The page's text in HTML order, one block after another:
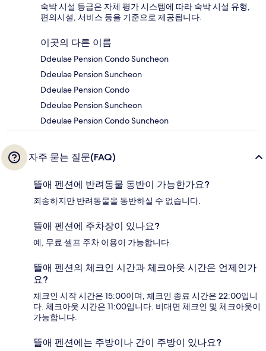
숙박 시설 등급은 자체 평가 시스템에 따라 숙박 시설 유형,
편의시설, 서비스 등을 기준으로 제공됩니다.
이곳의 다른 이름
Ddeulae Pension Condo Suncheon
Ddeulae Pension Suncheon
Ddeulae Pension Condo
Ddeulae Pension Suncheon
Ddeulae Pension Condo Suncheon
자주 묻는 질문(FAQ)
뜰애 펜션에 반려동물 동반이 가능한가요?
죄송하지만 반려동물을 동반하실 수 없습니다.
뜰애 펜션에 주차장이 있나요?
예, 무료 셀프 주차 이용이 가능합니다.
뜰애 펜션의 체크인 시간과 체크아웃 시간은 언제인가
요?
체크인 시작 시간은 15:00이며, 체크인 종료 시간은 22:00입니
다. 체크아웃 시간은 11:00입니다. 비대면 체크인 및 체크아웃이
가능합니다.
뜰애 펜션에는 주방이나 간이 주방이 있나요?